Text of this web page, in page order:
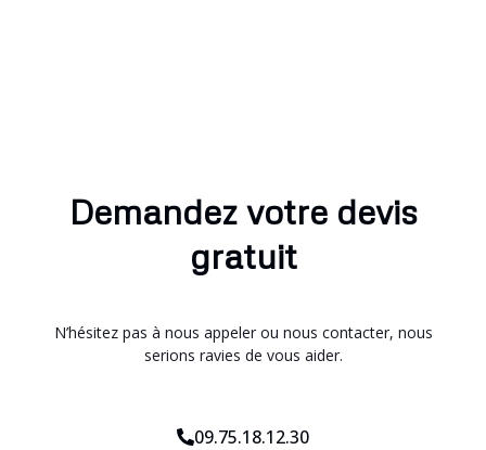
Demandez votre devis
gratuit
N’hésitez pas à nous appeler ou nous contacter, nous
serions ravies de vous aider.
09.75.18.12.30